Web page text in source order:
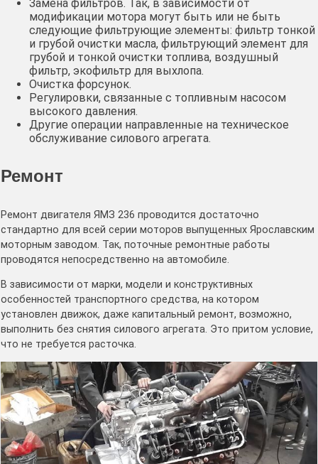
Замена фильтров. Так, в зависимости от
модификации мотора могут быть или не быть
следующие фильтрующие элементы: фильтр тонкой
и грубой очистки масла, фильтрующий элемент для
грубой и тонкой очистки топлива, воздушный
фильтр, экофильтр для выхлопа.
Очистка форсунок.
Регулировки, связанные с топливным насосом
высокого давления.
Другие операции направленные на техническое
обслуживание силового агрегата.
Ремонт
Ремонт двигателя ЯМЗ 236 проводится достаточно
стандартно для всей серии моторов выпущенных Ярославским
моторным заводом. Так, поточные ремонтные работы
проводятся непосредственно на автомобиле.
В зависимости от марки, модели и конструктивных
особенностей транспортного средства, на котором
установлен движок, даже капитальный ремонт, возможно,
выполнить без снятия силового агрегата. Это притом условие,
что не требуется расточка.